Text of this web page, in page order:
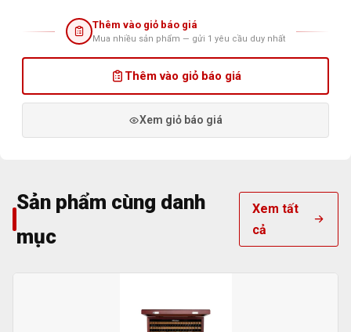
Thêm vào giỏ báo giá
Mua nhiều sản phẩm — gửi 1 yêu cầu duy nhất
Thêm vào giỏ báo giá
Xem giỏ báo giá
Sản phẩm cùng danh
mục
Xem tất
cả